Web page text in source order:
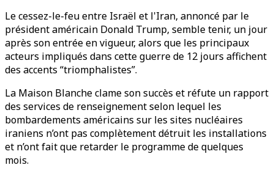
Le cessez-le-feu entre Israël et l'Iran, annoncé par le
président américain Donald Trump, semble tenir, un jour
après son entrée en vigueur, alors que les principaux
acteurs impliqués dans cette guerre de 12 jours affichent
des accents “triomphalistes”.
La Maison Blanche clame son succès et réfute un rapport
des services de renseignement selon lequel les
bombardements américains sur les sites nucléaires
iraniens n’ont pas complètement détruit les installations
et n’ont fait que retarder le programme de quelques
mois.